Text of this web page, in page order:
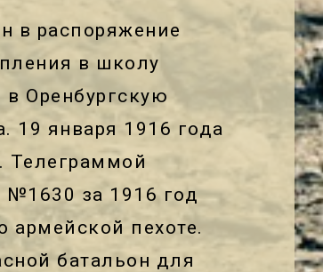
в распоряжение
в школу
Оренбургскую
19 января 1916 года
Телеграммой
№1630 за 1916 год
армейской пехоте.
батальон для